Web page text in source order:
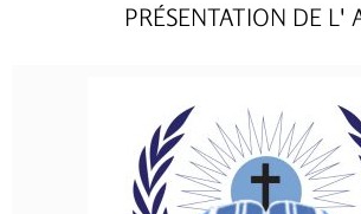
PRÉSENTATION DE L'